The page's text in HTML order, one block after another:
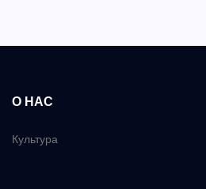
О НАС
Культура